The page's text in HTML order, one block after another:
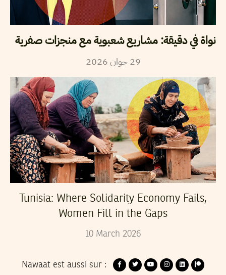
نواة في دقيقة: مشاريع شعبوية مع منجزات صفرية
29 جوان2026
Tunisia: Where Solidarity Economy Fails,
Women Fill in the Gaps
10 March 2026
Nawaat est aussi sur :